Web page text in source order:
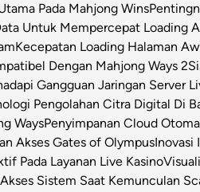
Pada Mahjong Wins
Untuk Mempercepat Loading
Kecepatan Loading Halaman
Dengan Mahjong Ways 2
Gangguan Jaringan Server
Pengolahan Citra Digital Di
WaysPenyimpanan Cloud
Akses Gates of OlympusInovasi
Pada Layanan Live Kasino
Sistem Saat Kemunculan